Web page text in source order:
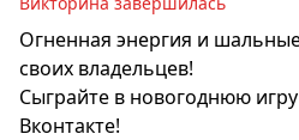
Огненная энергия и
своих владельцев!
Сыграйте в новогоднюю
Вконтакте!